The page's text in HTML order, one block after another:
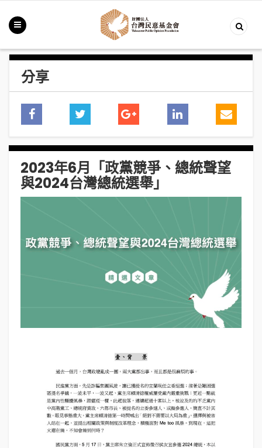
分享
2023年6月「政黨競爭、總統聲望
與2024台灣總統選舉」